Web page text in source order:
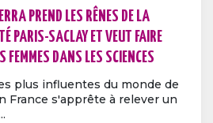
PREND LES RÊNES DE LA
PARIS-SACLAY ET VEUT FAIRE
FEMMES DANS LES SCIENCES
plus influentes du monde de
France s'apprête à relever un